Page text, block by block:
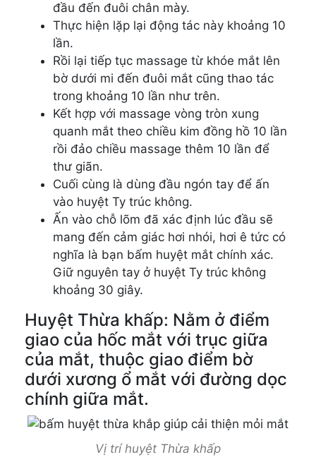
đầu đến đuôi chân mày.
Thực hiện lặp lại động tác này khoảng 10
lần.
Rồi lại tiếp tục massage từ khóe mắt lên
bờ dưới mi đến đuôi mắt cũng thao tác
trong khoảng 10 lần như trên.
Kết hợp với massage vòng tròn xung
quanh mắt theo chiều kim đồng hồ 10 lần
rồi đảo chiều massage thêm 10 lần để
thư giãn.
Cuối cùng là dùng đầu ngón tay để ấn
vào huyệt Ty trúc không.
Ấn vào chỗ lõm đã xác định lúc đầu sẽ
mang đến cảm giác hơi nhói, hơi ê tức có
nghĩa là bạn bấm huyệt mắt chính xác.
Giữ nguyên tay ở huyệt Ty trúc không
khoảng 30 giây.
Huyệt Thừa khấp: Nằm ở điểm
giao của hốc mắt với trục giữa
của mắt, thuộc giao điểm bờ
dưới xương ổ mắt với đường dọc
chính giữa mắt.
Vị trí huyệt Thừa khấp